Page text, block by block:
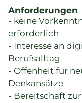
Anforderungen
- keine
erforderlich
- Interesse an
Berufsalltag
- Offenheit für
Denkansätze
- Bereitschaft